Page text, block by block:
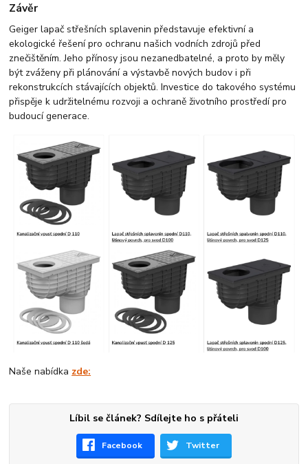
Závěr
Geiger lapač střešních splavenin představuje efektivní a
ekologické řešení pro ochranu našich vodních zdrojů před
znečištěním. Jeho přínosy jsou nezanedbatelné, a proto by měly
být zváženy při plánování a výstavbě nových budov i při
rekonstrukcích stávajících objektů. Investice do takového systému
přispěje k udržitelnému rozvoji a ochraně životního prostředí pro
budoucí generace.
Naše nabídka zde:
Líbil se článek? Sdílejte ho s přáteli
Facebook Twitter